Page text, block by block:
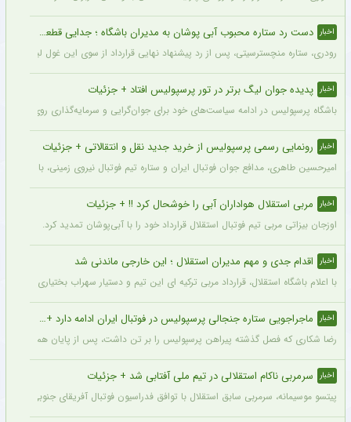
اخبار دست رد ستاره محبوب آبی پوشان به مدیران باشگاه ؛ جدایی قطعی است !
رودری، ستاره منچسترسیتی، پس از رد پیشنهاد نهایی قرارداد از سوی این غول لیگ
اخبار پدیده جوان لیگ برتر در تور پرسپولیس افتاد + جزئیات
باشگاه پرسپولیس در ادامه سیاست‌های خود برای جوان‌گرایی و سرمایه‌گذاری روی استعدادهای آینده فوتبال
اخبار رونمایی رسمی پرسپولیس از خرید جدید نقل و انتقالاتی + جزئیات
امیرحسین طاهری، مدافع جوان فوتبال ایران و ستاره تیم فوتبال نیروی زمینی، با
اخبار مربی استقلال هواداران آبی را خوشحال کرد !! + جزئیات
اوزجان بیزاتی مربی تیم فوتبال استقلال قرارداد خود را با آبی‌پوشان تمدید کرد.
اخبار اقدام جدی و مهم مدیران استقلال ؛ این خارجی ماندنی شد
با اعلام باشگاه استقلال، قرارداد مربی ترکیه ای این تیم و دستیار سهراب بختیاری زاده
اخبار ماجراجویی ستاره جنجالی پرسپولیس در فوتبال ایران ادامه دارد + جزئیات
رضا شکاری که فصل گذشته پیراهن پرسپولیس را بر تن داشت، پس از پایان همکاری با
اخبار سرمربی ناکام استقلالی در تیم ملی آفتابی شد + جزئیات
پیتسو موسیمانه، سرمربی سابق استقلال با توافق فدراسیون فوتبال آفریقای جنوبی